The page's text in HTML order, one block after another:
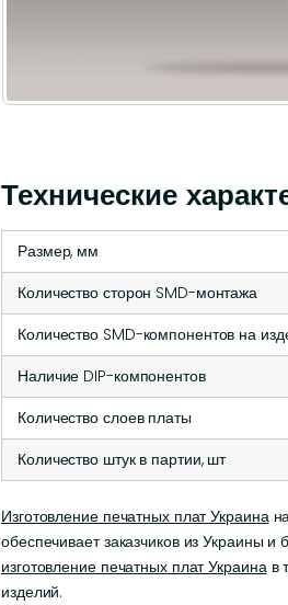
Технические
Размер, мм
Количество сторон SMD-монтажа
Количество SMD-компонентов на
Наличие DIP-компонентов
Количество слоев платы
Количество штук в партии, шт
Изготовление печатных плат Украина
обеспечивает заказчиков из Украины
изготовление печатных плат Украинав
изделий.